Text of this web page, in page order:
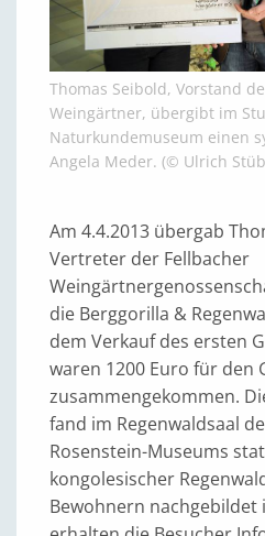
Thomas Seibold, Vorstand
Weingärtner, übergibt im
Naturkundemuseum einen
Angela Meder. (© Ulrich
Am 4.4.2013 übergab
Vertreter der Fellbacher
die Berggorilla &
dem Verkauf des ersten
waren 1200 Euro für den
zusammengekommen.
fand im Regenwaldsaal
Rosenstein-Museums
kongolesischer
Bewohnern nachgebildet